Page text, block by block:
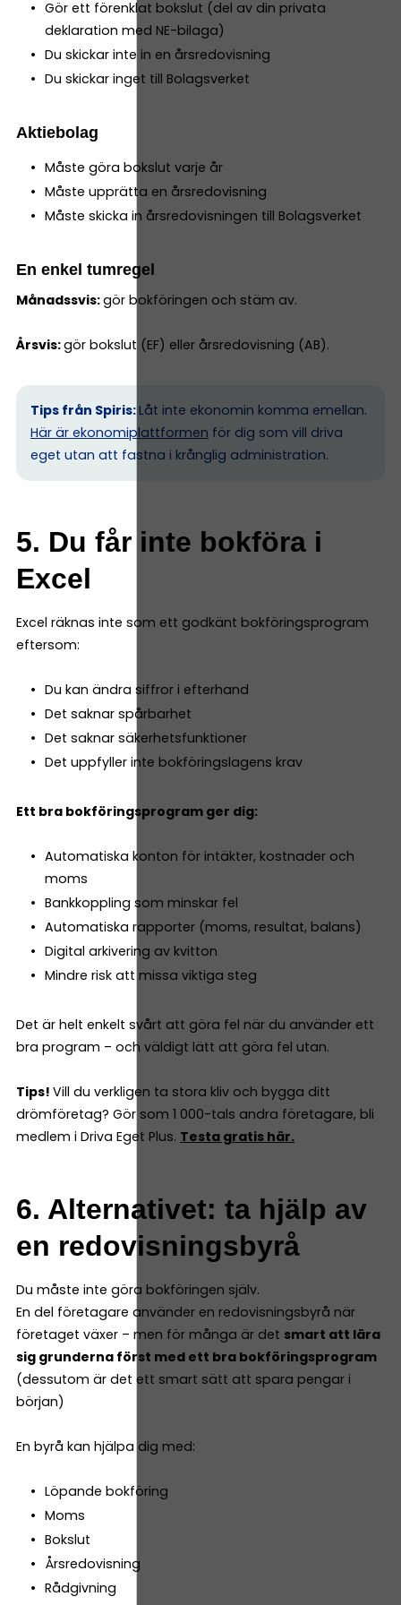
Gör ett förenklat bokslut (del av din privata
deklaration med NE-bilaga)
Du skickar inte in en årsredovisning
Du skickar inget till Bolagsverket
Aktiebolag
Måste göra bokslut varje år
Måste upprätta en årsredovisning
Måste skicka in årsredovisningen till Bolagsverket
En enkel tumregel
Månadssvis:gör bokföringen och stäm av.
Årsvis:gör bokslut (EF) eller årsredovisning (AB).
Tips från Spiris: Låt inte ekonomin komma emellan.
Här är ekonomiplattformen för dig som vill driva
eget utan att fastna i krånglig administration.
5. Du får inte bokföra i
Excel
Excel räknas inte som ett godkänt bokföringsprogram
eftersom:
Du kan ändra siffror i efterhand
Det saknar spårbarhet
Det saknar säkerhetsfunktioner
Det uppfyller inte bokföringslagens krav
Ett bra bokföringsprogram ger dig:
Automatiska konton för intäkter, kostnader och
moms
Bankkoppling som minskar fel
Automatiska rapporter (moms, resultat, balans)
Digital arkivering av kvitton
Mindre risk att missa viktiga steg
Det är helt enkelt svårt att göra fel när du använder ett
bra program – och väldigt lätt att göra fel utan.
Tips! Vill du verkligen ta stora kliv och bygga ditt
drömföretag? Gör som 1 000-tals andra företagare, bli
medlem i Driva Eget Plus. Testa gratis här.
6. Alternativet: ta hjälp av
en redovisningsbyrå
Du måste inte göra bokföringen själv.
En del företagare använder en redovisningsbyrå när
företaget växer – men för många är det smart att lära
sig grunderna först med ett bra bokföringsprogram
(dessutom är det ett smart sätt att spara pengar i
början)
En byrå kan hjälpa dig med:
Löpande bokföring
Moms
Bokslut
Årsredovisning
Rådgivning